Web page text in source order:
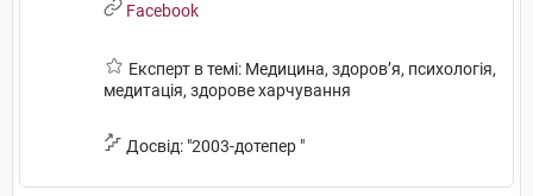
Facebook
Експерт в темі: Медицина, здоров’я, психологія,
медитація, здорове харчування
Досвід: "2003-дотепер "